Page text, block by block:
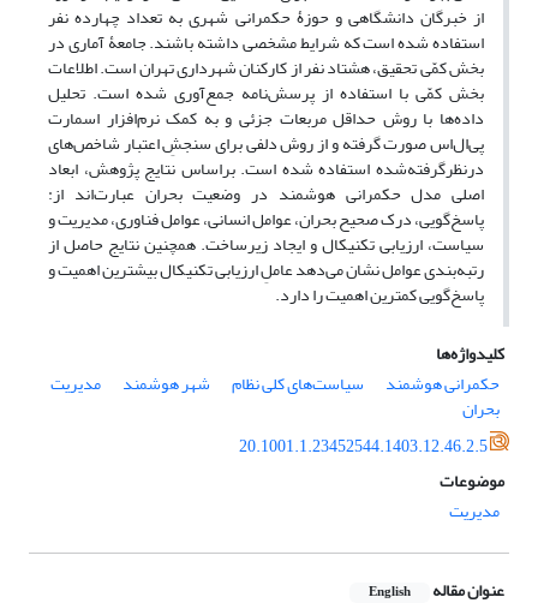
از خبرگان دانشگاهی و حوزۀ حکمرانی شهری به تعداد چهارده نفر
استفاده شده است که شرایط مشخصی داشته باشند. جامعۀ آماری در
بخش کمّی تحقیق، هشتاد نفر از کارکنان شهرداری تهران است. اطلاعات
بخش کمّی با استفاده از پرسش‌نامه جمع‌آوری شده است. تحلیل
داده‌ها با روش حداقل مربعات جزئی و به کمک نرم‌افزار اسمارت
پی‌ال‌اس صورت گرفته و از روش دلفی برای سنجشِ اعتبار شاخص‌های
درنظرگرفته‌شده استفاده شده است. براساس نتایج پژوهش، ابعاد
اصلی مدل حکمرانی هوشمند در وضعیت بحران عبارت‌اند از:
پاسخ‌گویی، درک صحیح بحران، عوامل انسانی، عوامل فناوری، مدیریت و
سیاست، ارزیابی تکنیکال و ایجاد زیرساخت. همچنین نتایج حاصل از
رتبه‌بندی عوامل نشان می‌دهد عاملِ ارزیابی تکنیکال بیشترین اهمیت و
پاسخ‌گویی کمترین اهمیت را دارد.
کلیدواژه‌ها
حکمرانی هوشمند
سیاست‌های کلی نظام شهر هوشمند مدیریت
بحران
20.1001.1.23452544.1403.12.46.2.5
موضوعات
مدیریت
عنوان مقاله English